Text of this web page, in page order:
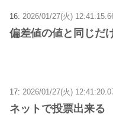
16: 2026/01/27(火)
偏差値の値と同じだ
17: 2026/01/27(火)
ネットで投票出来る